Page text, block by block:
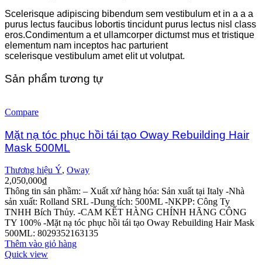
Scelerisque adipiscing bibendum sem vestibulum et in a a a
purus lectus faucibus lobortis tincidunt purus lectus nisl class
eros.Condimentum a et ullamcorper dictumst mus et tristique
elementum nam inceptos hac parturient
scelerisque vestibulum amet elit ut volutpat.
Sản phẩm tương tự
Compare
Mặt nạ tóc phục hồi tái tạo Oway Rebuilding Hair
Mask 500ML
Thương hiệu Ý, Oway
2,050,000₫
Thông tin sản phầm: – Xuất xứ hàng hóa: Sản xuất tại Italy -Nhà
sản xuất: Rolland SRL -Dung tích: 500ML -NKPP: Công Ty
TNHH Bích Thủy. -CAM KẾT HÀNG CHÍNH HÃNG CÔNG
TY 100% -Mặt nạ tóc phục hồi tái tạo Oway Rebuilding Hair Mask
500ML: 8029352163135
Thêm vào giỏ hàng
Quick view